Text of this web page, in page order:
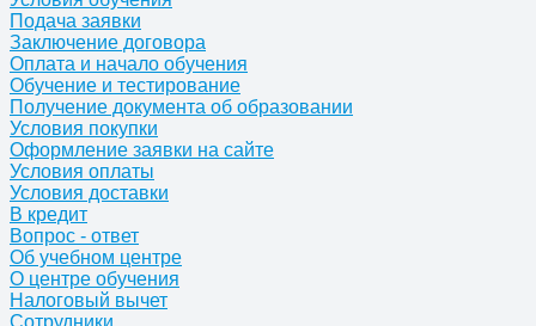
Подача заявки
Заключение договора
Оплата и начало обучения
Обучение и тестирование
Получение документа об образовании
Условия покупки
Оформление заявки на сайте
Условия оплаты
Условия доставки
В кредит
Вопрос - ответ
Об учебном центре
О центре обучения
Налоговый вычет
Сотрудники